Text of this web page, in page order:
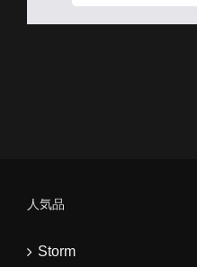
人気品
Storm